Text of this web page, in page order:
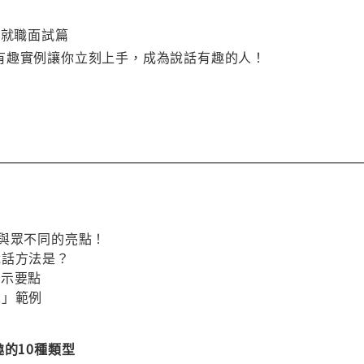
職面試篇
實例讓你立刻上手，成為說話有趣的人！
眾不同的亮點！
方法是？
要點
範例
10種類型